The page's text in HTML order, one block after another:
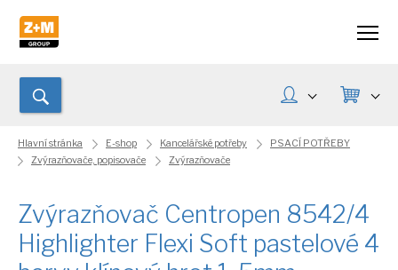
Hlavní stránka E-shop Kancelářské potřeby
PSACÍ POTŘEBY
Zvýrazňovače, popisovače
Zvýrazňovače
Zvýrazňovač Centropen 8542/4
Highlighter Flexi Soft pastelové 4